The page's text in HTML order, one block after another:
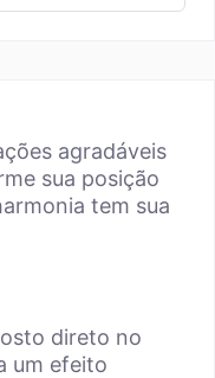
agradáveis
sua posição
tem sua
direto no
um efeito